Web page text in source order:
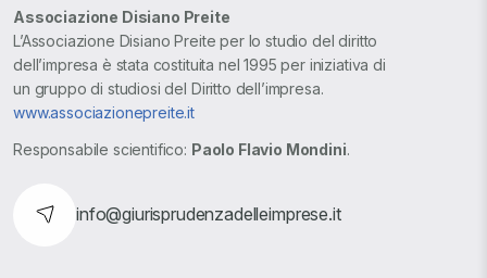
Associazione Disiano Preite
L’Associazione Disiano Preite per lo studio del diritto
dell’impresa è stata costituita nel 1995 per iniziativa di
un gruppo di studiosi del Diritto dell’impresa.
www.associazionepreite.it
Responsabile scientifico: Paolo Flavio Mondini.
info@giurisprudenzadelleimprese.it